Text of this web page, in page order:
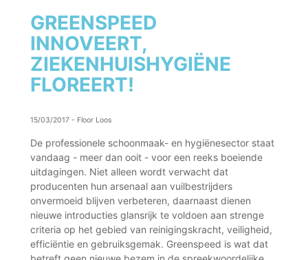
GREENSPEED
INNOVEERT,
ZIEKENHUISHYGIËNE
FLOREERT!
15/03/2017 - Floor Loos
De professionele schoonmaak- en hygiënesector staat
vandaag - meer dan ooit - voor een reeks boeiende
uitdagingen. Niet alleen wordt verwacht dat
producenten hun arsenaal aan vuilbestrijders
onvermoeid blijven verbeteren, daarnaast dienen
nieuwe introducties glansrijk te voldoen aan strenge
criteria op het gebied van reinigingskracht, veiligheid,
efficiëntie en gebruiksgemak. Greenspeed is wat dat